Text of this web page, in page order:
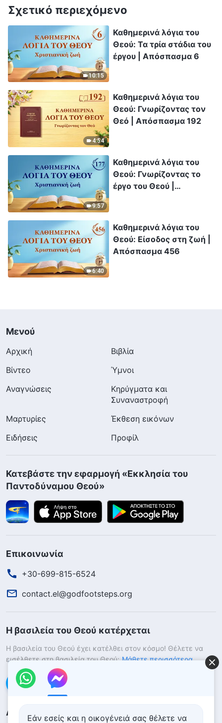
Σχετικό περιεχόμενο
10:15
Καθημερινά λόγια του
Θεού: Τα τρία στάδια του
έργου | Απόσπασμα 6
4:54
Καθημερινά λόγια του
Θεού: Γνωρίζοντας τον
Θεό | Απόσπασμα 192
9:57
Καθημερινά λόγια του
Θεού: Γνωρίζοντας το
έργο του Θεού |
6:40
Καθημερινά λόγια του
Θεού: Είσοδος στη ζωή |
Απόσπασμα 456
Μενού
Αρχική
Βιβλία
Βίντεο
Ύμνοι
Αναγνώσεις
Κηρύγματα και
Συναναστροφή
Μαρτυρίες
Έκθεση εικόνων
Ειδήσεις
Προφίλ
Κατεβάστε την εφαρμογή «Εκκλησία του
Παντοδύναμου Θεού»
Επικοινωνία
+30-699-815-6524
contact.el@godfootsteps.org
Η βασιλεία του Θεού κατέρχεται
Η βασιλεία του Θεού έχει κατέλθει στον κόσμο! Θέλετε να
εισέλθετε στη βασιλεία του Θεού; Μάθετε περισσότερα
Επικοινωνήστε μαζί μας μέσω Messenger
Ακολουθήστε μας
Εάν εσείς και η οικογένειά σας θέλετε να